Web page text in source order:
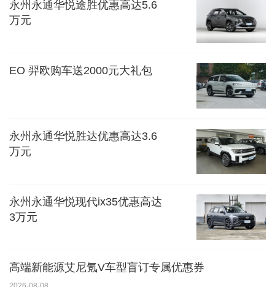
永州永通华悦途胜优惠高达5.6
万元
EO 羿欧购车送2000元大礼包
永州永通华悦胜达优惠高达3.6
万元
永州永通华悦现代ix35优惠高达
3万元
高端新能源艾尼氪V车型盲订专属优惠券